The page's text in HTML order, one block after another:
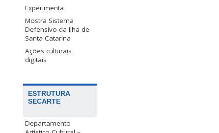
Experimenta
Mostra Sistema
Defensivo da Ilha de
Santa Catarina
Ações culturais
digitais
ESTRUTURA
SECARTE
Departamento